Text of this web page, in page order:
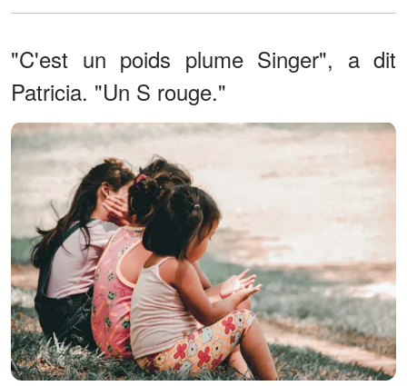
"C'est un poids plume Singer", a dit
Patricia. "Un S rouge."